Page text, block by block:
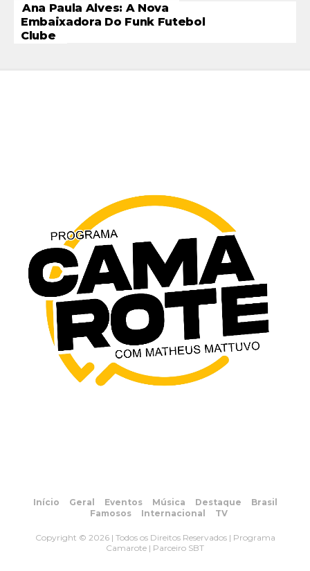
Ana Paula Alves: A Nova
Embaixadora Do Funk Futebol
Clube
Início Geral Eventos Música Destaque
Brasil
Famosos
Internacional TV
Copyright © 2026 | Todos os Direitos Reservados | Programa
Camarote | Parceiro SBT